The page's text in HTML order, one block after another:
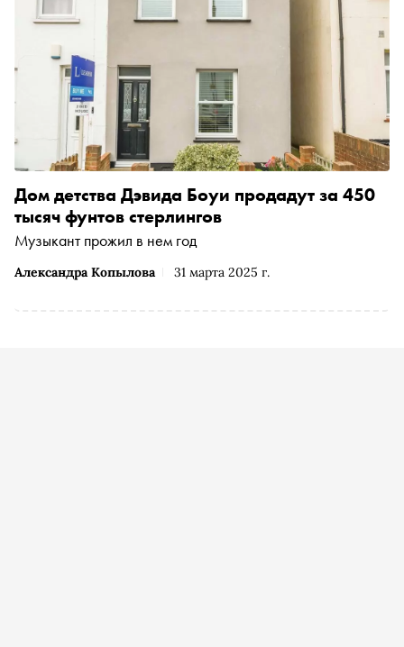
Александра Копылова 31 марта 2025 г.
Дом детства Дэвида Боуи продадут за 450
тысяч фунтов стерлингов
Музыкант прожил в нем год